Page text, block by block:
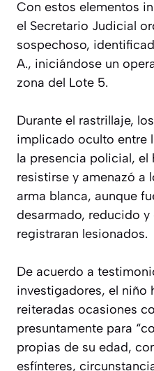
Con estos elementos
el Secretario Judicial
sospechoso,
A., iniciándose un
zona del Lote 5.
Durante el rastrillaje,
implicado oculto entre
la presencia policial, el
resistirse y amenazó a
arma blanca, aunque
desarmado, reducido
registraran lesionados.
De acuerdo a
investigadores, el niño
reiteradas ocasiones
presuntamente para
propias de su edad,
esfínteres,